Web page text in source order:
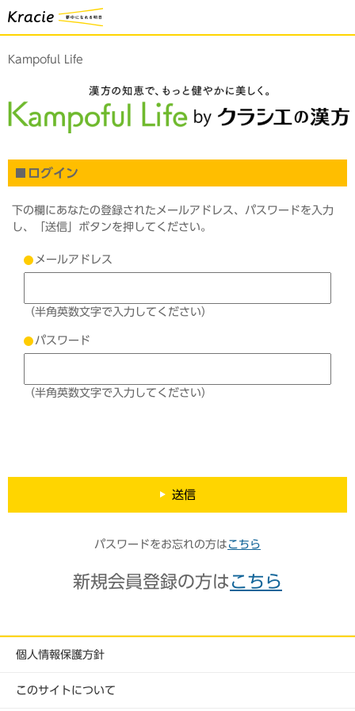
Kampoful Life
ログイン
下の欄にあなたの登録されたメールアドレス、パスワードを入力
し、「送信」ボタンを押してください。
メールアドレス
（半角英数文字で入力してください）
パスワード
（半角英数文字で入力してください）
送信
パスワードをお忘れの方は こちら
新規会員登録の方は こちら
個人情報保護方針
このサイトについて